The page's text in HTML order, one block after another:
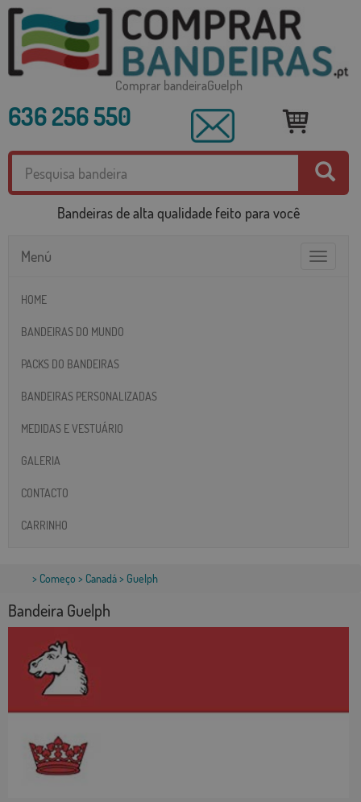
Comprar bandeiraGuelph
636 256 550
Bandeiras de alta qualidade feito para você
Toggle
Menú
HOME
BANDEIRAS DO MUNDO
PACKS DO BANDEIRAS
BANDEIRAS PERSONALIZADAS
MEDIDAS E VESTUÁRIO
GALERIA
CONTACTO
CARRINHO
> Começo > Canadá> Guelph
Bandeira Guelph